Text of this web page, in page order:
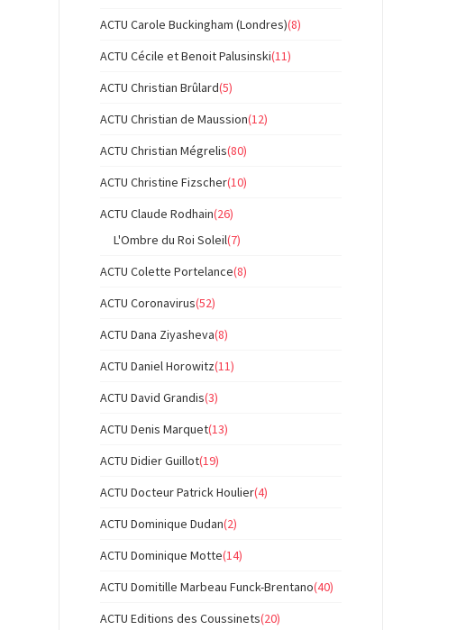
ACTU Carole Buckingham (Londres)(8)
ACTU Cécile et Benoit Palusinski(11)
ACTU Christian Brûlard(5)
ACTU Christian de Maussion(12)
ACTU Christian Mégrelis(80)
ACTU Christine Fizscher(10)
ACTU Claude Rodhain(26)
L'Ombre du Roi Soleil(7)
ACTU Colette Portelance(8)
ACTU Coronavirus(52)
ACTU Dana Ziyasheva(8)
ACTU Daniel Horowitz(11)
ACTU David Grandis(3)
ACTU Denis Marquet(13)
ACTU Didier Guillot(19)
ACTU Docteur Patrick Houlier(4)
ACTU Dominique Dudan(2)
ACTU Dominique Motte(14)
ACTU Domitille Marbeau Funck-Brentano(40)
ACTU Editions des Coussinets(20)